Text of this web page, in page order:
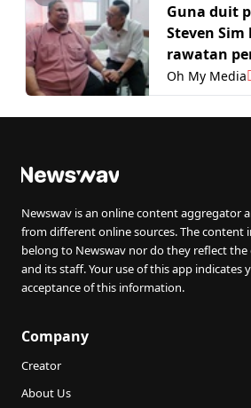
Guna duit
Steven
rawatan
belajar
Oh My Media
Newswav is an online content aggregator
from different online sources. The content
belong to Newswav nor do they reflect
and its staff. Your use of this app indicates
acceptance of this information.
Company
Creator
About Us